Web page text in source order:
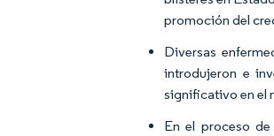
promoción del
Diversas
introdujeron e
significativo en el
En el proceso